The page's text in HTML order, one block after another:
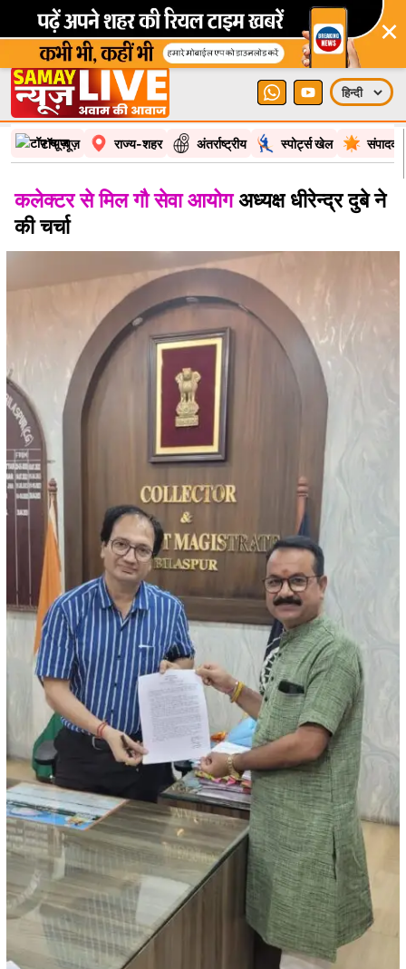
×
टॉप न्यूज़ राज्य-शहर अंतर्राष्ट्रीय स्पोर्ट्स खेल
कलेक्टर से मिल गौ सेवा आयोगअध्यक्ष धीरेन्द्र दुबे ने
की चर्चा